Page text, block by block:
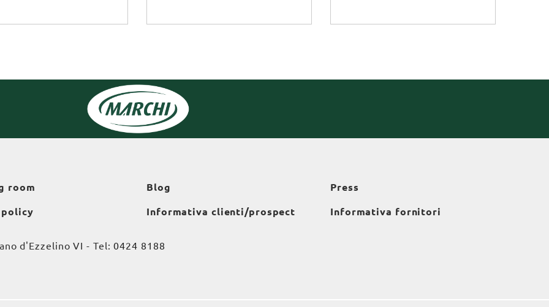
room
policy
Blog
Informativa clienti/prospect
Press
Informativa fornitori
d'Ezzelino VI - Tel:0424 8188